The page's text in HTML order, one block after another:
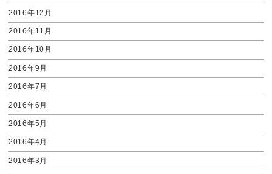
2016年12月
2016年11月
2016年10月
2016年9月
2016年7月
2016年6月
2016年5月
2016年4月
2016年3月